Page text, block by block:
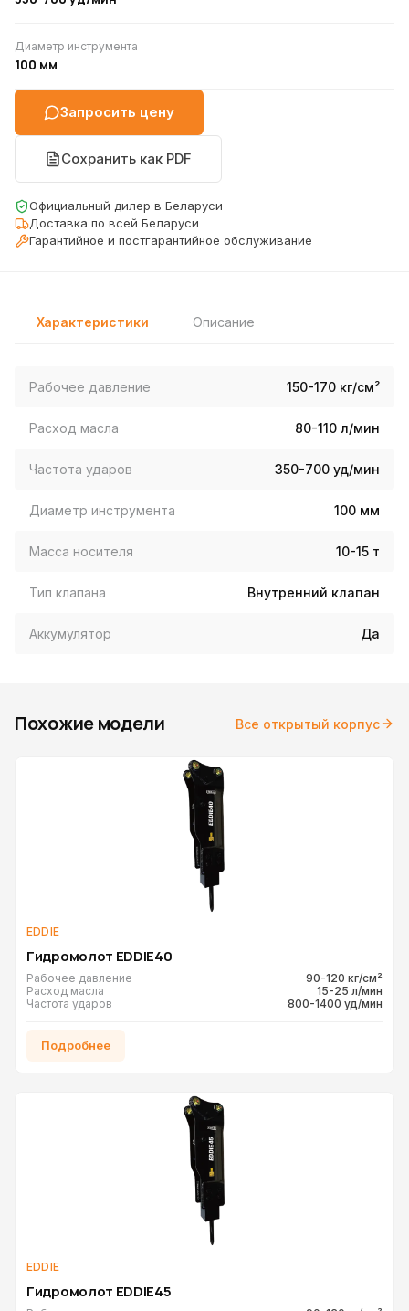
Диаметр инструмента
100 мм
Запросить цену
Сохранить как PDF
Официальный дилер в Беларуси
Доставка по всей Беларуси
Гарантийное и постгарантийное обслуживание
Характеристики Описание
Рабочее давление 150-170 кг/см²
Расход масла 80-110 л/мин
Частота ударов 350-700 уд/мин
Диаметр инструмента 100 мм
Масса носителя 10-15 т
Тип клапана Внутренний клапан
Аккумулятор Да
Похожие модели Все открытый корпус
EDDIE
Гидромолот EDDIE40
Рабочее давление
90-120 кг/см²
Расход масла
15-25 л/мин
Частота ударов
800-1400 уд/мин
Подробнее
EDDIE
Гидромолот EDDIE45